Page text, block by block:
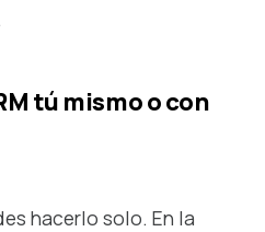
tú mismo o con
hacerlo solo. En la